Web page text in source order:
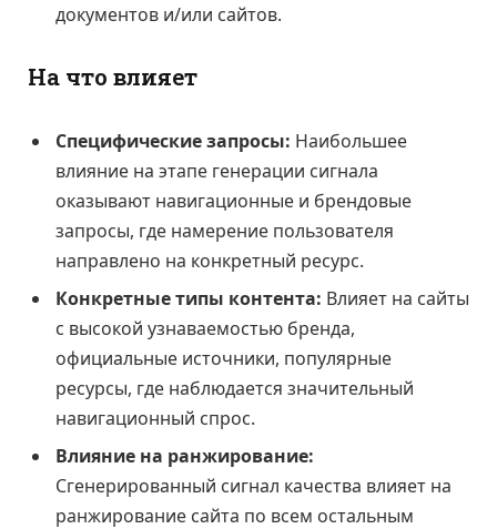
документов и/или сайтов.
На что влияет
Специфические запросы: Наибольшее
влияние на этапе генерации сигнала
оказывают навигационные и брендовые
запросы, где намерение пользователя
направлено на конкретный ресурс.
Конкретные типы контента: Влияет на сайты
с высокой узнаваемостью бренда,
официальные источники, популярные
ресурсы, где наблюдается значительный
навигационный спрос.
Влияние на ранжирование:
Сгенерированный сигнал качества влияет на
ранжирование сайта по всем остальным